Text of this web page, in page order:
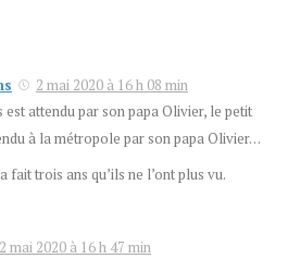
2 mai 2020 à 16 h 08 min
est attendu par son papa Olivier, le petit
à la métropole par son papa Olivier…
fait trois ans qu’ils ne l’ont plus vu.
2 mai 2020 à 16 h 47 min